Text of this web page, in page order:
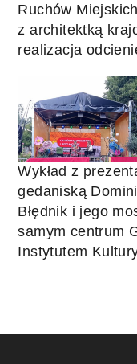
Ruchów
z architektką
realizacja
Wykład z
gedaniską
Błędnik i jego
samym centrum
Instytutem